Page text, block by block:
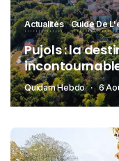
Actualités Guide De
Pujols : la
Quidam Hebdo 6